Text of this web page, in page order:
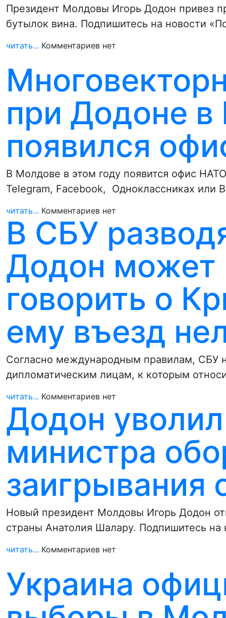
Президент Молдовы Игорь Додон привез
бутылок вина. Подпишитесь на новости
читать... Комментариев нет
при Додоне
появился
В Молдове в этом году появится офис
Telegram, Facebook, Одноклассниках или
читать... Комментариев нет
В СБУ
Додон может
говорить о
ему въезд
Согласно международным правилам, СБУ
дипломатическим лицам, к которым
читать... Комментариев нет
Додон
министра
заигрывания
Новый президент Молдовы Игорь Додон
страны Анатолия Шалару. Подпишитесь на
читать... Комментариев нет
Украина